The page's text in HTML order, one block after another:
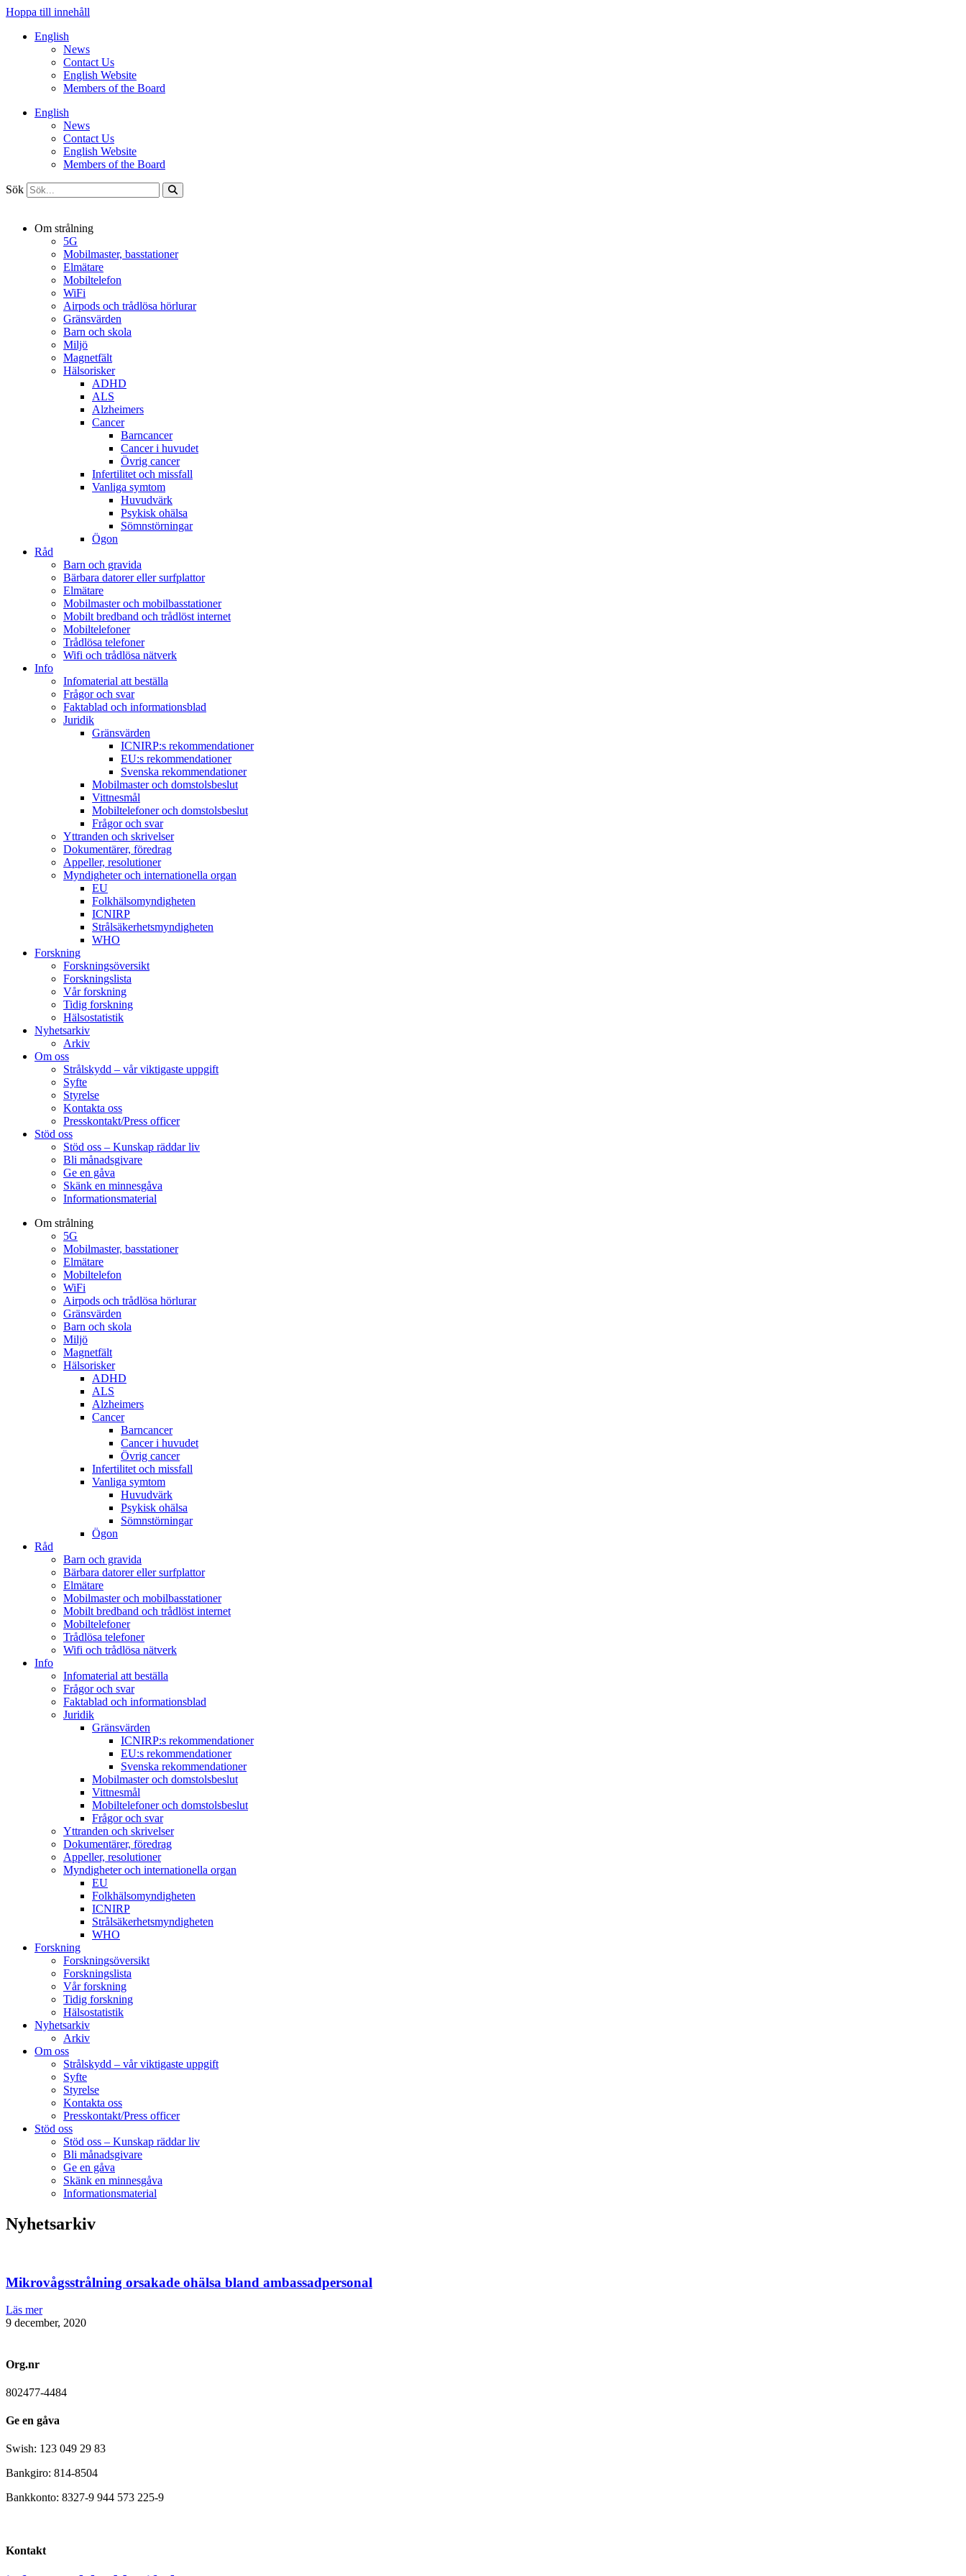
Hoppa till innehåll
English
News
Contact Us
English Website
Members of the Board
English
News
Contact Us
English Website
Members of the Board
Sök
Om strålning
5G
Mobilmaster, basstationer
Elmätare
Mobiltelefon
WiFi
Airpods och trådlösa hörlurar
Gränsvärden
Barn och skola
Miljö
Magnetfält
Hälsorisker
ADHD
ALS
Alzheimers
Cancer
Barncancer
Cancer i huvudet
Övrig cancer
Infertilitet och missfall
Vanliga symtom
Huvudvärk
Psykisk ohälsa
Sömnstörningar
Ögon
Råd
Barn och gravida
Bärbara datorer eller surfplattor
Elmätare
Mobilmaster och mobilbasstationer
Mobilt bredband och trådlöst internet
Mobiltelefoner
Trådlösa telefoner
Wifi och trådlösa nätverk
Info
Infomaterial att beställa
Frågor och svar
Faktablad och informationsblad
Juridik
Gränsvärden
ICNIRP:s rekommendationer
EU:s rekommendationer
Svenska rekommendationer
Mobilmaster och domstolsbeslut
Vittnesmål
Mobiltelefoner och domstolsbeslut
Frågor och svar
Yttranden och skrivelser
Dokumentärer, föredrag
Appeller, resolutioner
Myndigheter och internationella organ
EU
Folkhälsomyndigheten
ICNIRP
Strålsäkerhetsmyndigheten
WHO
Forskning
Forskningsöversikt
Forskningslista
Vår forskning
Tidig forskning
Hälsostatistik
Nyhetsarkiv
Arkiv
Om oss
Strålskydd – vår viktigaste uppgift
Syfte
Styrelse
Kontakta oss
Presskontakt/Press officer
Stöd oss
Stöd oss – Kunskap räddar liv
Bli månadsgivare
Ge en gåva
Skänk en minnesgåva
Informationsmaterial
Om strålning
5G
Mobilmaster, basstationer
Elmätare
Mobiltelefon
WiFi
Airpods och trådlösa hörlurar
Gränsvärden
Barn och skola
Miljö
Magnetfält
Hälsorisker
ADHD
ALS
Alzheimers
Cancer
Barncancer
Cancer i huvudet
Övrig cancer
Infertilitet och missfall
Vanliga symtom
Huvudvärk
Psykisk ohälsa
Sömnstörningar
Ögon
Råd
Barn och gravida
Bärbara datorer eller surfplattor
Elmätare
Mobilmaster och mobilbasstationer
Mobilt bredband och trådlöst internet
Mobiltelefoner
Trådlösa telefoner
Wifi och trådlösa nätverk
Info
Infomaterial att beställa
Frågor och svar
Faktablad och informationsblad
Juridik
Gränsvärden
ICNIRP:s rekommendationer
EU:s rekommendationer
Svenska rekommendationer
Mobilmaster och domstolsbeslut
Vittnesmål
Mobiltelefoner och domstolsbeslut
Frågor och svar
Yttranden och skrivelser
Dokumentärer, föredrag
Appeller, resolutioner
Myndigheter och internationella organ
EU
Folkhälsomyndigheten
ICNIRP
Strålsäkerhetsmyndigheten
WHO
Forskning
Forskningsöversikt
Forskningslista
Vår forskning
Tidig forskning
Hälsostatistik
Nyhetsarkiv
Arkiv
Om oss
Strålskydd – vår viktigaste uppgift
Syfte
Styrelse
Kontakta oss
Presskontakt/Press officer
Stöd oss
Stöd oss – Kunskap räddar liv
Bli månadsgivare
Ge en gåva
Skänk en minnesgåva
Informationsmaterial
Nyhetsarkiv
Mikrovågsstrålning orsakade ohälsa bland ambassadpersonal
Läs mer
9 december, 2020
Org.nr
802477-4484
Ge en gåva
Swish: 123 049 29 83
Bankgiro: 814-8504
Bankkonto: 8327-9 944 573 225-9
Kontakt